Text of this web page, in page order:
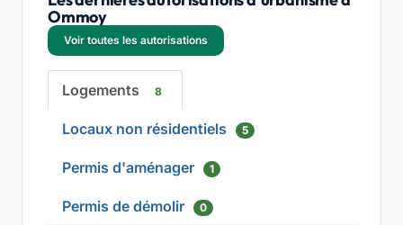
Ommoy
Voir toutes les autorisations
Logements 8
Locaux non résidentiels 5
Permis d'aménager 1
Permis de démolir 0